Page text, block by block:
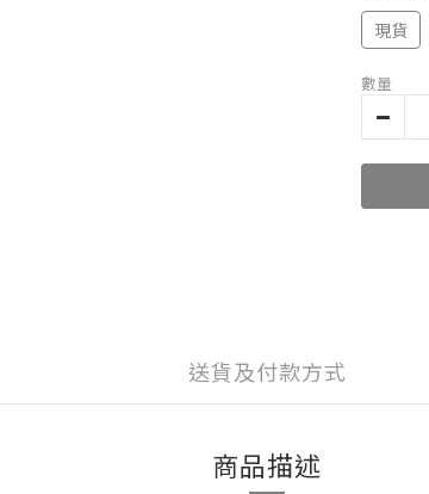
現貨
數量
送貨及付款方式
商品描述